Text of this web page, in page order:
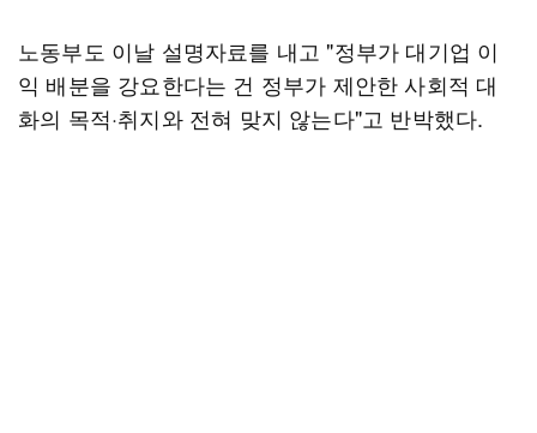
노동부도 이날 설명자료를 내고 "정부가 대기업 이
익 배분을 강요한다는 건 정부가 제안한 사회적 대
화의 목적·취지와 전혀 맞지 않는다"고 반박했다.